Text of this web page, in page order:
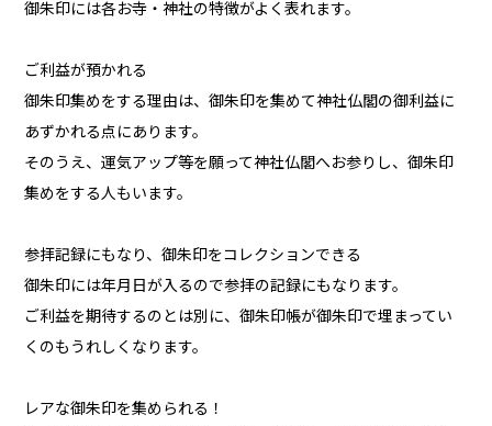
御朱印には各お寺・神社の特徴がよく表れます。
ご利益が預かれる
御朱印集めをする理由は、御朱印を集めて神社仏閣の御利益に
あずかれる点にあります。
そのうえ、運気アップ等を願って神社仏閣へお参りし、御朱印
集めをする人もいます。
参拝記録にもなり、御朱印をコレクションできる
御朱印には年月日が入るので参拝の記録にもなります。
ご利益を期待するのとは別に、御朱印帳が御朱印で埋まってい
くのもうれしくなります。
レアな御朱印を集められる！